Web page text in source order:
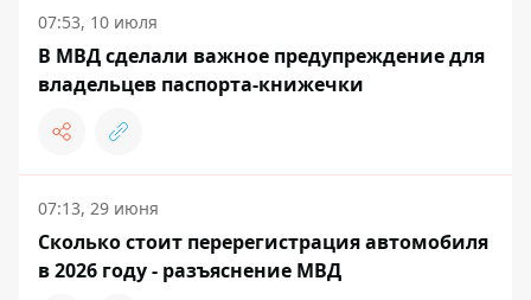
07:53, 10 июля
В МВД сделали важное предупреждение для
владельцев паспорта-книжечки
07:13, 29 июня
Сколько стоит перерегистрация автомобиля
в 2026 году - разъяснение МВД